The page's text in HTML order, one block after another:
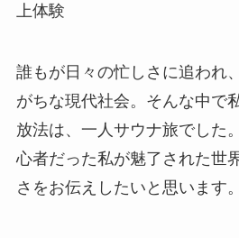
上体験
誰もが日々の忙しさに追われ
がちな現代社会。そんな中で
放法は、一人サウナ旅でした
心者だった私が魅了された世
さをお伝えしたいと思います。